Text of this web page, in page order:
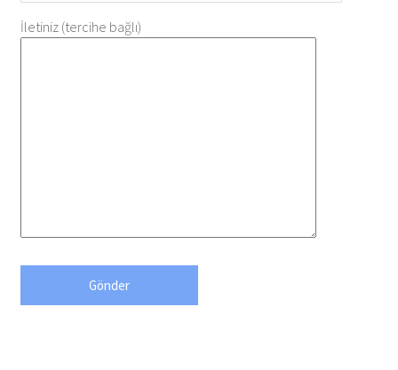
İletiniz (tercihe bağlı)